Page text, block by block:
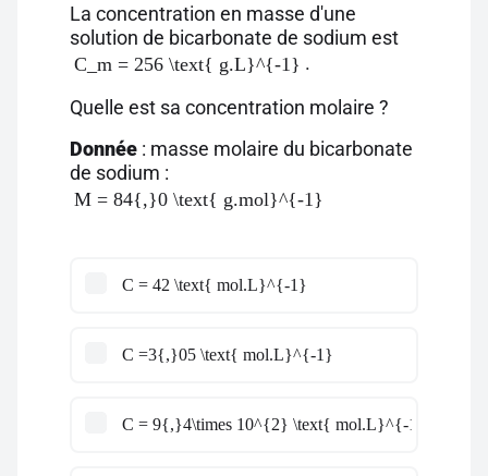
La concentration en masse d'une
solution de bicarbonate de sodium est
C_m = 256 \text{ g.L}^{-1} .
Quelle est sa concentration molaire ?
Donnée : masse molaire du bicarbonate
de sodium :
M = 84{,}0 \text{ g.mol}^{-1}
C = 42 \text{ mol.L}^{-1}
C =3{,}05 \text{ mol.L}^{-1}
C = 9{,}4\times 10^{2} \text{ mol.L}^{-1}